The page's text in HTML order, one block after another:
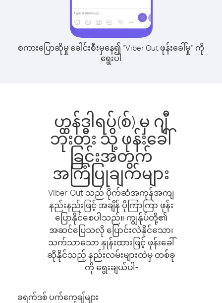
စကားပြောဆိုမှု ခေါင်းစီးမှနေ၍ “Viber Out ဖုန်းခေါ်မှု” ကို
ရွေးပါ
ဟွန်ဒါရပ်(စ်) မှ ဂျီ
ဘိုးတီး သို့ ဖုန်းခေါ်
ခြင်းအတွက်
အကြံပြုချက်များ
Viber Out သည် ပိုက်ဆံအကုန်အကျ
နည်းနည်းဖြင့် အချိန် ပိုကြာကြာ ဖုန်း
ပြောနိုင်စေပါသည်။ ကျွန်ုပ်တို့၏
အဆင်ပြေသလို ပြောင်းလဲနိုင်သော၊
သက်သာသော နှုန်းထားဖြင့် ဖုန်းခေါ်
ဆိုနိုင်သည့် နည်းလမ်းများထဲမှ တစ်ခု
ကို ရွေးချယ်ပါ-
ခရက်ဒစ် ပက်ကေ့ချ်များ